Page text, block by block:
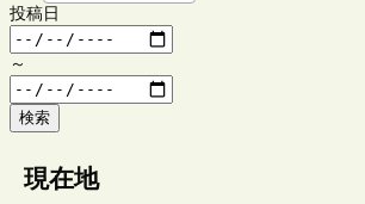
投稿日
～
検索
現在地